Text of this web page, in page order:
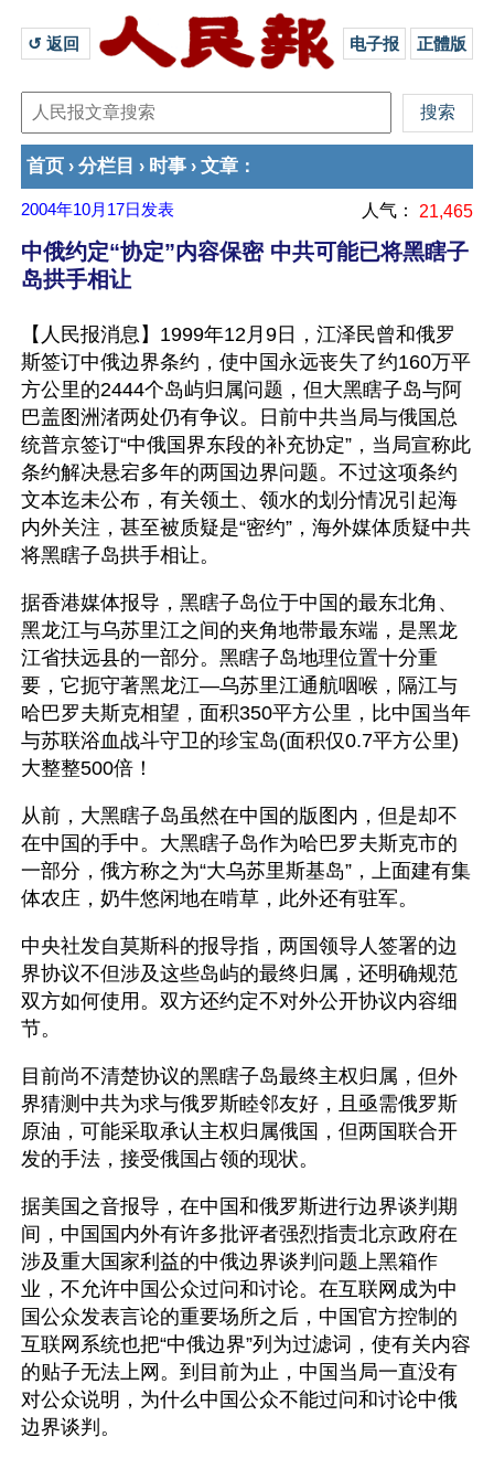
↺ 返回 电子报 正體版
首页 › 分栏目 › 时事 › 文章 ：
2004年10月17日 发表 人气： 21,465
中俄约定“协定”内容保密 中共可能已将黑瞎子
岛拱手相让
【人民报消息】1999年12月9日，江泽民曾和俄罗
斯签订中俄边界条约，使中国永远丧失了约160万平
方公里的2444个岛屿归属问题，但大黑瞎子岛与阿
巴盖图洲渚两处仍有争议。日前中共当局与俄国总
统普京签订“中俄国界东段的补充协定”，当局宣称此
条约解决悬宕多年的两国边界问题。不过这项条约
文本迄未公布，有关领土、领水的划分情况引起海
内外关注，甚至被质疑是“密约”，海外媒体质疑中共
将黑瞎子岛拱手相让。
据香港媒体报导，黑瞎子岛位于中国的最东北角、
黑龙江与乌苏里江之间的夹角地带最东端，是黑龙
江省扶远县的一部分。黑瞎子岛地理位置十分重
要，它扼守著黑龙江—乌苏里江通航咽喉，隔江与
哈巴罗夫斯克相望，面积350平方公里，比中国当年
与苏联浴血战斗守卫的珍宝岛(面积仅0.7平方公里)
大整整500倍！
从前，大黑瞎子岛虽然在中国的版图内，但是却不
在中国的手中。大黑瞎子岛作为哈巴罗夫斯克市的
一部分，俄方称之为“大乌苏里斯基岛”，上面建有集
体农庄，奶牛悠闲地在啃草，此外还有驻军。
中央社发自莫斯科的报导指，两国领导人签署的边
界协议不但涉及这些岛屿的最终归属，还明确规范
双方如何使用。双方还约定不对外公开协议内容细
节。
目前尚不清楚协议的黑瞎子岛最终主权归属，但外
界猜测中共为求与俄罗斯睦邻友好，且亟需俄罗斯
原油，可能采取承认主权归属俄国，但两国联合开
发的手法，接受俄国占领的现状。
据美国之音报导，在中国和俄罗斯进行边界谈判期
间，中国国内外有许多批评者强烈指责北京政府在
涉及重大国家利益的中俄边界谈判问题上黑箱作
业，不允许中国公众过问和讨论。在互联网成为中
国公众发表言论的重要场所之后，中国官方控制的
互联网系统也把“中俄边界”列为过滤词，使有关内容
的贴子无法上网。到目前为止，中国当局一直没有
对公众说明，为什么中国公众不能过问和讨论中俄